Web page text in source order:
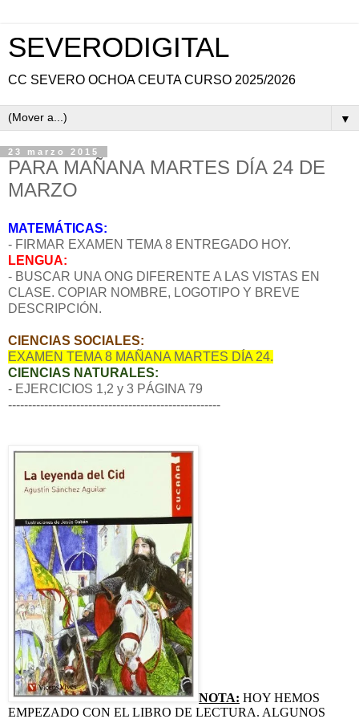
SEVERODIGITAL
CC SEVERO OCHOA CEUTA CURSO 2025/2026
▼
23 marzo 2015
PARA MAÑANA MARTES DÍA 24 DE
MARZO
MATEMÁTICAS:
- FIRMAR EXAMEN TEMA 8 ENTREGADO HOY.
LENGUA:
- BUSCAR UNA ONG DIFERENTE A LAS VISTAS EN
CLASE. COPIAR NOMBRE, LOGOTIPO Y BREVE
DESCRIPCIÓN.
CIENCIAS SOCIALES:
EXAMEN TEMA 8 MAÑANA MARTES DÍA 24.
CIENCIAS NATURALES:
- EJERCICIOS 1,2 y 3 PÁGINA 79
-----------------------------------------------------
NOTA: HOY HEMOS
EMPEZADO CON EL LIBRO DE LECTURA. ALGUNOS